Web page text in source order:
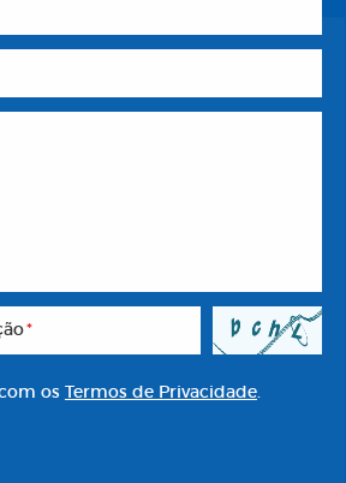
*
os Termos de Privacidade